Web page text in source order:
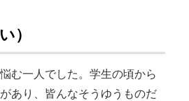
）
む一人でした。学生の頃から
あり、皆んなそうゆうものだ